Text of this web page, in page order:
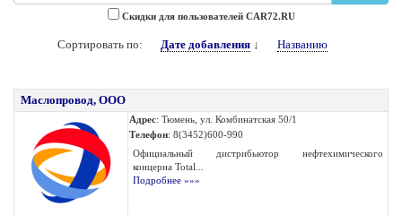
Cкидки для пользователей CAR72.RU
Сортировать по: Дате добавления↓ Названию
Маслопровод, ООО
Адрес: Тюмень, ул. Комбинатская 50/1
Телефон: 8(3452)600-990
Официальный дистрибьютор нефтехимического
концерна Total...
Подробнее »»»